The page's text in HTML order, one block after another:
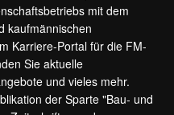
mit dem
kaufmännischen
Karriere-Portal für die FM-
Sie aktuelle
und vieles mehr.
der Sparte "Bau- und